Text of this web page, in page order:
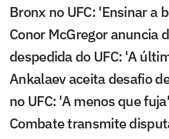
Bronx no UFC: 'Ensinar a
Conor McGregor anuncia
despedida do UFC: 'A
Ankalaev aceita desafio
no UFC: 'A menos que fuja'
Combate transmite